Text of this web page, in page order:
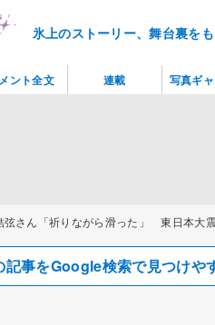
氷上のストーリー、舞台裏を
弦さん「祈りながら滑った」 東日本大
事をGoogle検索で見つけや
ント全文 連載 写真ギ